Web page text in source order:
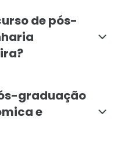
de pós-
graduação
e